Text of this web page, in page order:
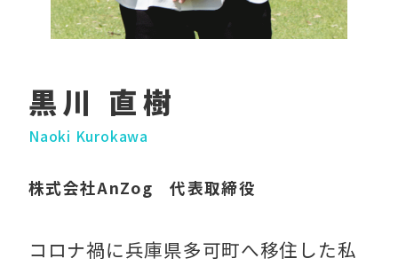
黒川 直樹
Naoki Kurokawa
株式会社AnZog 代表取締役
コロナ禍に兵庫県多可町へ移住した私